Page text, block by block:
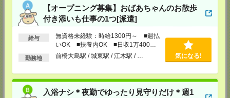
【オープニング募集】おばあちゃんのお散歩
付き添いも仕事の1つ[派遣]
給与
無資格未経験：時給1300円～ ■週払
いOK ■扶養内OK ■日収1万400円
以上
勤務地 前橋大島駅 / 城東駅 / 江木駅 / … 気になる!
入浴ナシ＊夜勤でゆったり見守りだけ＊週1
〒530-0017
大阪府大阪市北区角田町8番1号 大阪梅田ツインタワーズ・ノース34階
TEL：0120-995-985
FAX：0120-992-568
担当：採用担当
〒650-0044
ル18階
TEL：0120-995-984
FAX：0120-709-785